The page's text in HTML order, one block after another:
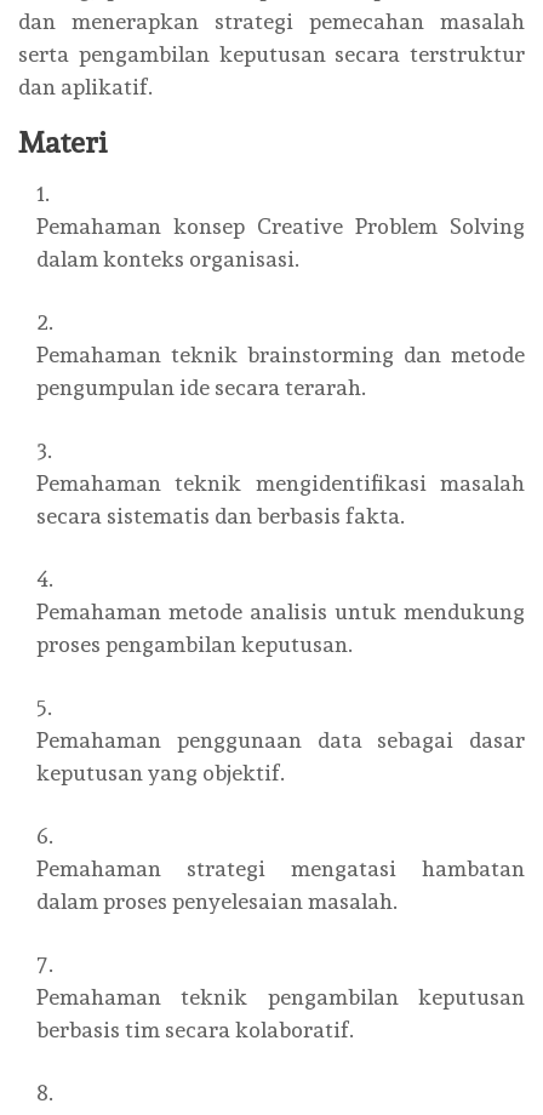
dan menerapkan strategi pemecahan masalah
serta pengambilan keputusan secara terstruktur
dan aplikatif.
Materi
Pemahaman konsep Creative Problem Solving
dalam konteks organisasi.
Pemahaman teknik brainstorming dan metode
pengumpulan ide secara terarah.
Pemahaman teknik mengidentifikasi masalah
secara sistematis dan berbasis fakta.
Pemahaman metode analisis untuk mendukung
proses pengambilan keputusan.
Pemahaman penggunaan data sebagai dasar
keputusan yang objektif.
Pemahaman strategi mengatasi hambatan
dalam proses penyelesaian masalah.
Pemahaman teknik pengambilan keputusan
berbasis tim secara kolaboratif.